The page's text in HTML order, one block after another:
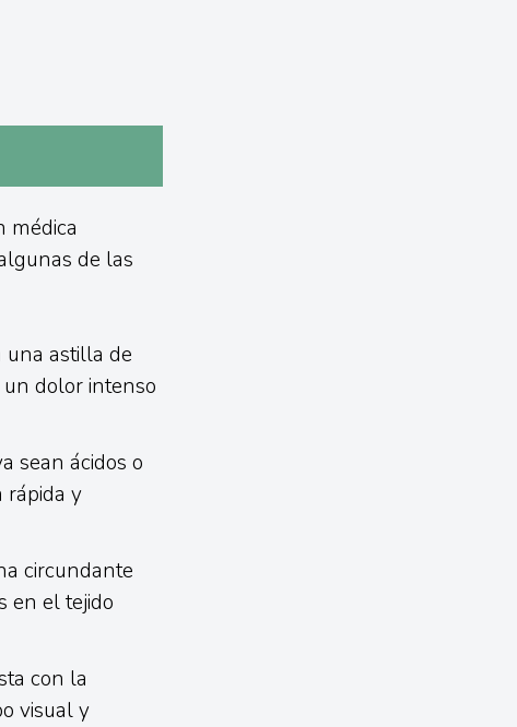
médica
de las
una astilla de
dolor intenso
sean ácidos o
rápida y
circundante
en el tejido
con la
visual y